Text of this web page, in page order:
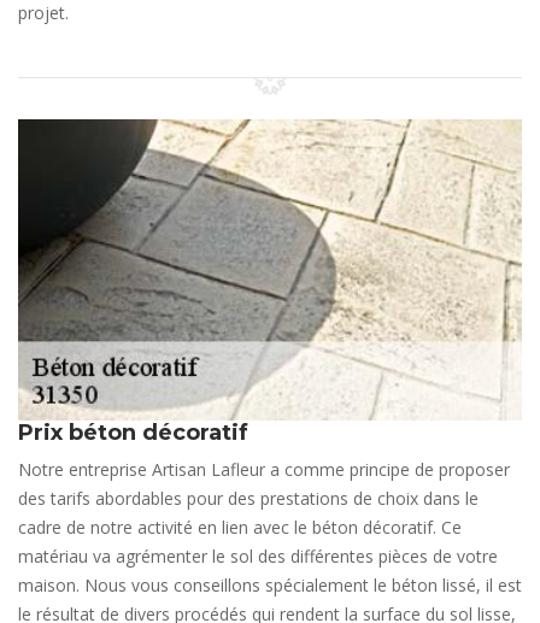
projet.
Prix béton décoratif
Notre entreprise Artisan Lafleur a comme principe de proposer
des tarifs abordables pour des prestations de choix dans le
cadre de notre activité en lien avec le béton décoratif. Ce
matériau va agrémenter le sol des différentes pièces de votre
maison. Nous vous conseillons spécialement le béton lissé, il est
le résultat de divers procédés qui rendent la surface du sol lisse,